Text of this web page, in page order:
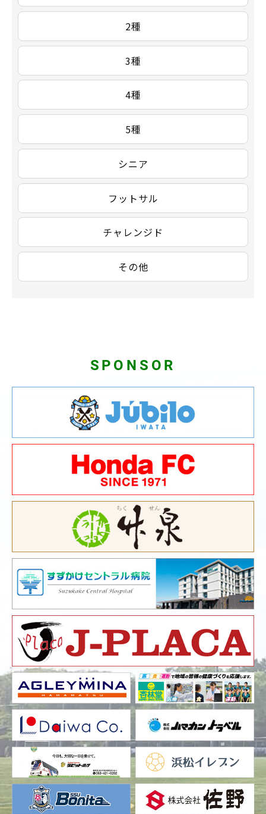
2種
3種
4種
5種
シニア
フットサル
チャレンジド
その他
SPONSOR